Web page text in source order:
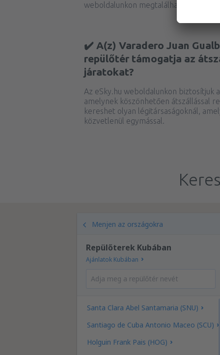
weboldalunkon megtalálhatja.
✔️ A(z) Varadero Juan
repülőtér támogatja az
járatokat?
Az eSky.hu weboldalunkon biztosítjuk
amelynek köszönhetően átszállással
kereshet olyan légitársaságoknál,
közvetlenül egymással.
Menjen az országokra
Repülőterek Kubában
Ajánlatok Kubában
Santa Clara Abel Santamaria (SNU)
Santiago de Cuba Antonio Maceo (SCU)
Holguin Frank Pais (HOG)